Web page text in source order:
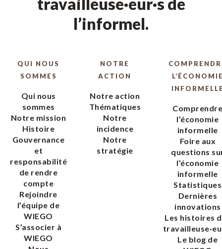
l’informel.
QUI NOUS
SOMMES
Qui nous
sommes
Notre mission
Histoire
Gouvernance
et
responsabilité
de rendre
compte
Rejoindre
l’équipe de
WIEGO
S’associer à
WIEGO
NOTRE
ACTION
Notre action
Thématiques
Notre
incidence
Notre
stratégie
l’économie
informelle
Foire aux
questions
l’économie
informelle
Statistiques
Dernières
innovations
Les histoires
Le blog de